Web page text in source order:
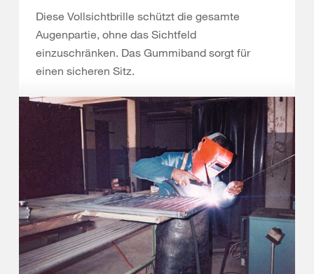
Diese Vollsichtbrille schützt die gesamte
Augenpartie, ohne das Sichtfeld
einzuschränken. Das Gummiband sorgt für
einen sicheren Sitz.